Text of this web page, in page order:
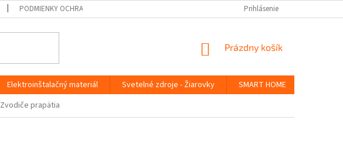
PODMIENKY OCHRANY OSOBNÝCH ÚDAJOV Prihlásenie
NÁKUPNÝ
Prázdny košík
Elektroinštalačný materiál Svetelné zdroje - Žiarovky SMART HOME
Zvodiče prapätia